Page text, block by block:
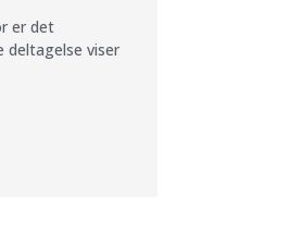
er det
deltagelse viser